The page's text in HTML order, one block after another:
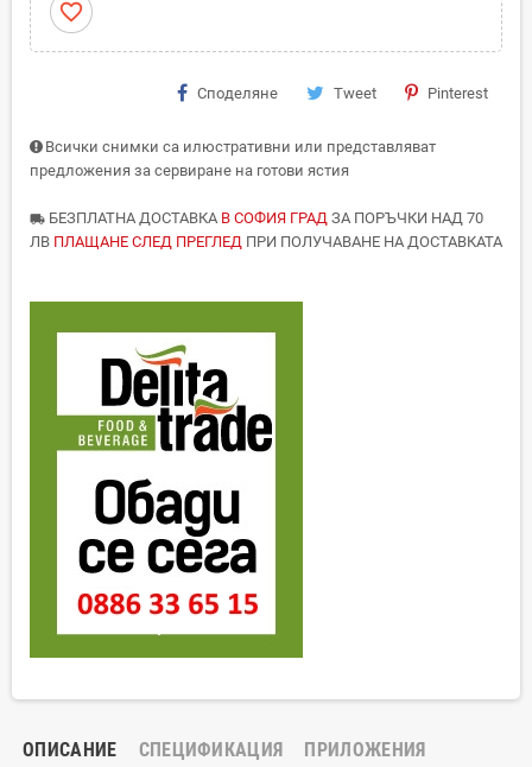
favorite_border
Споделяне Tweet Pinterest
Всички снимки са илюстративни или представляват
предложения за сервиране на готови ястия
local_shipping БЕЗПЛАТНА ДОСТАВКА В СОФИЯ ГРАД ЗА ПОРЪЧКИ НАД 70
ЛВ ПЛАЩАНЕ СЛЕД ПРЕГЛЕД ПРИ ПОЛУЧАВАНЕ НА ДОСТАВКАТА
ОПИСАНИЕ СПЕЦИФИКАЦИЯ ПРИЛОЖЕНИЯ